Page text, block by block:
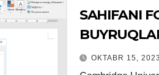
SAHIFANI
OKTABR 15, 2023